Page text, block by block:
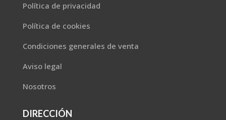
Política de privacidad
Política de cookies
Condiciones generales de venta
Aviso legal
Nosotros
DIRECCIÓN